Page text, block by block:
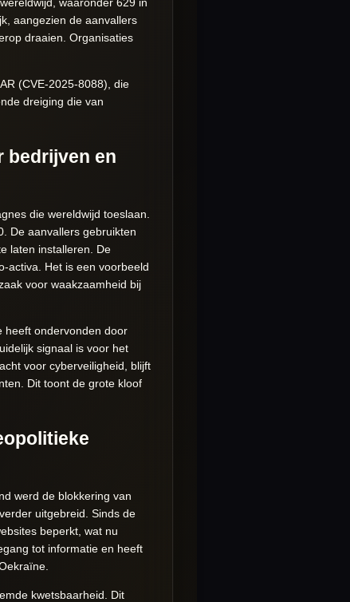
aangezien de aanvallers
draaien. Organisaties
(CVE-2025-8088), die
dreiging die van
bedrijven en
die wereldwijd toeslaan.
De aanvallers gebruikten
laten installeren. De
activa. Het is een voorbeeld
voor waakzaamheid bij
heeft ondervonden door
signaal is voor het
voor cyberveiligheid, blijft
Dit toont de grote kloof
werd de blokkering van
uitgebreid. Sinds de
beperkt, wat nu
tot informatie en heeft
kwetsbaarheid. Dit